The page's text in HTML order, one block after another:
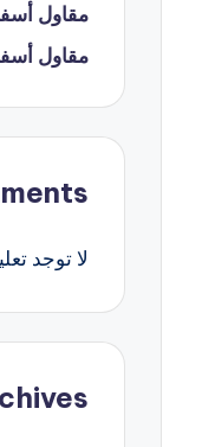
مقاول
مقاول
لا توجد